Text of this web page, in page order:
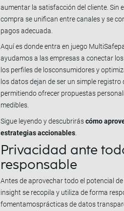
aumentar la satisfacción del cliente. Sin
compra se unifican entre canales y se
pagos adecuada.
Aquí es donde entra en juego
ayudamos a las empresas a conectar
los perfiles de losconsumidores y
los datos dejan de ser un simple
permitiendo ofrecer propuestas
medibles.
Sigue leyendo y descubriráscómo
estrategias accionables.
Privacidad ante
responsable
Antes de aprovechar todo el potencial
insight se recopila y utiliza de forma
fomentamosprácticas de datos